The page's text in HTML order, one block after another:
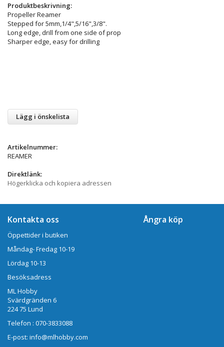
Produktbeskrivning:
Propeller Reamer
Stepped for 5mm,1/4",5/16",3/8".
Long edge, drill from one side of prop
Sharper edge, easy for drilling
Lägg i önskelista
Artikelnummer:
REAMER
Direktlänk:
Högerklicka och kopiera adressen
Kontakta oss
Öppettider i butiken
Måndag- Fredag 10-19
Lördag 10-13
Besöksadress
ML Hobby
Svärdgränden 6
224 75 Lund
Telefon : 070-3833088
E-post: info@mlhobby.com
Ångra köp